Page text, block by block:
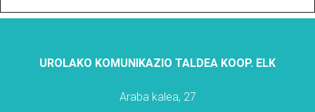
UROLAKO KOMUNIKAZIO TALDEA KOOP. ELK
Araba kalea, 27